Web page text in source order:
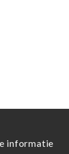
informatie